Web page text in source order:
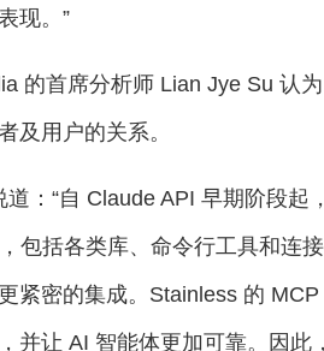
现。”
的首席分析师 Lian Jye Su 认
及用户的关系。
道：“自 Claude API 早期阶段
包括各类库、命令行工具和连
紧密的集成。Stainless 的
并让 AI 智能体更加可靠。因此